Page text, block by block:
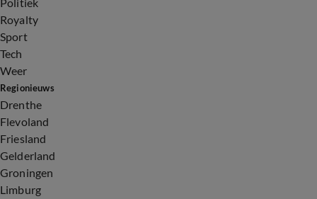
Royalty
Sport
Tech
Weer
Regionieuws
Drenthe
Flevoland
Friesland
Gelderland
Groningen
Limburg